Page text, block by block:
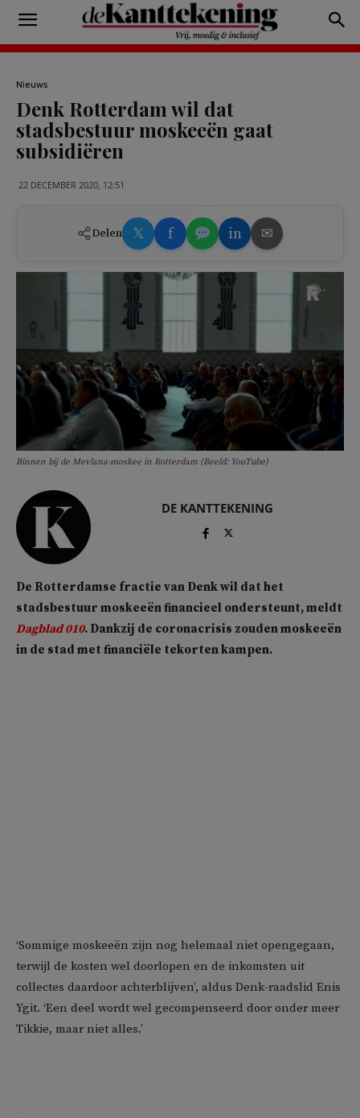
Nieuws
Denk Rotterdam wil dat
stadsbestuur moskeeën gaat
subsidiëren
22 DECEMBER 2020, 12:51
Delen 𝕏 f in ✉
Binnen bij de Mevlana-moskee in Rotterdam (Beeld: YouTube)
DE KANTTEKENING
De Rotterdamse fractie van Denk wil dat het
stadsbestuur moskeeën financieel ondersteunt, meldt
Dagblad 010. Dankzij de coronacrisis zouden moskeeën
in de stad met financiële tekorten kampen.
‘Sommige moskeeën zijn nog helemaal niet opengegaan,
terwijl de kosten wel doorlopen en de inkomsten uit
collectes daardoor achterblijven’, aldus Denk-raadslid Enis
Ygit. ‘Een deel wordt wel gecompenseerd door onder meer
Tikkie, maar niet alles.’